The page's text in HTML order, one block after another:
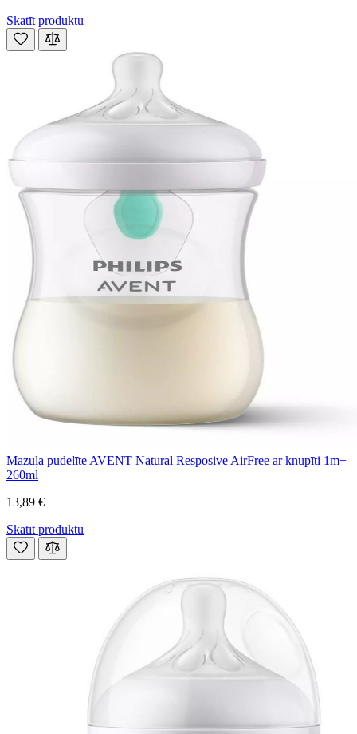
Skatīt produktu
Mazuļa pudelīte AVENT Natural Resposive AirFree ar knupīti 1m+
260ml
13,89 €
Skatīt produktu